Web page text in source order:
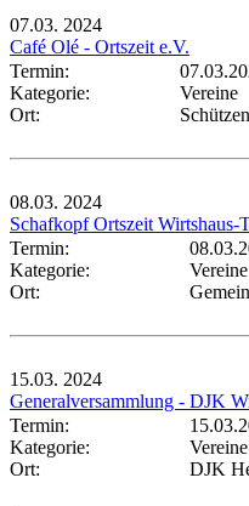
07.03. 2024
Café Olé - Ortszeit e.V.
Termin:
Kategorie:
Vereine
Ort:
08.03. 2024
Schafkopf Ortszeit Wirtshaus-
Termin:
Kategorie:
Vereine
Ort:
15.03. 2024
Generalversammlung - DJK
Termin:
Kategorie:
Vereine
Ort:
DJK